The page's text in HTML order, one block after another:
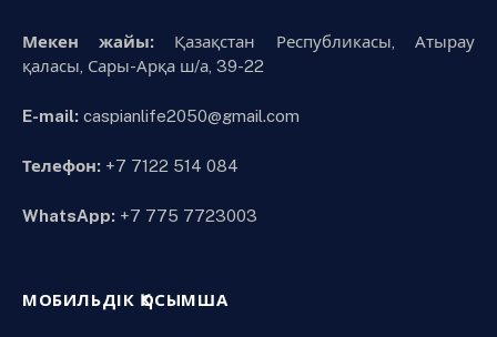
Мекен жайы:Қазақстан Республикасы, Атырау
қаласы, Сары-Арқа ш/а, 39-22
E-mail: caspianlife2050@gmail.com
Телефон: +7 7122 514 084
WhatsApp: +7 775 7723003
МОБИЛЬДІК ҚОСЫМША